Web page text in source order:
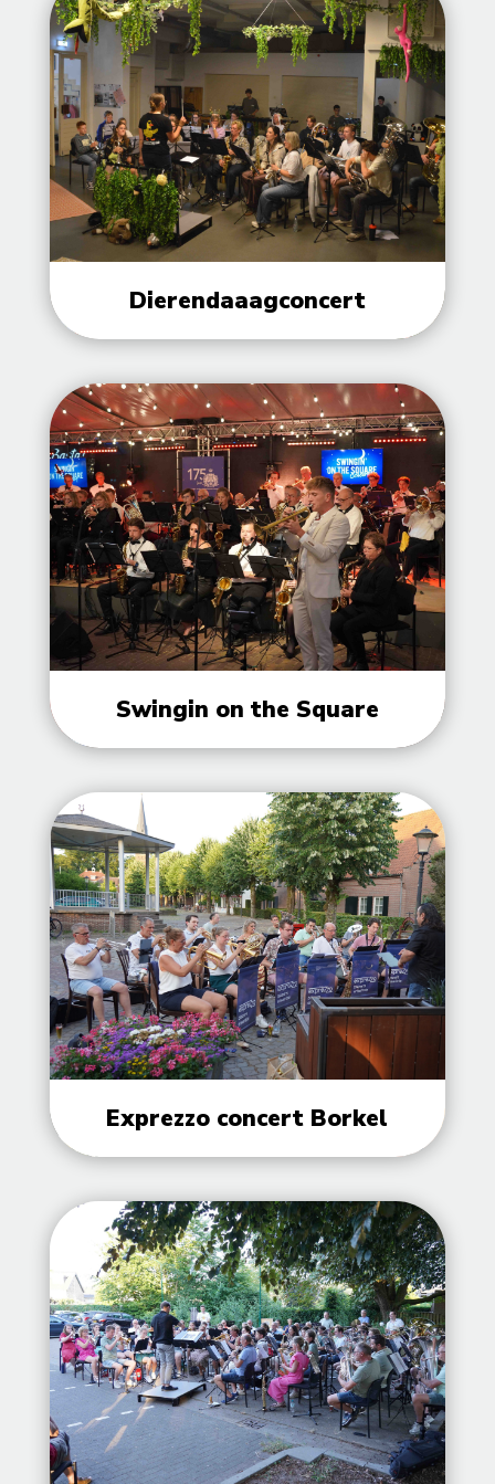
Dierendaaagconcert
Swingin on the Square
Exprezzo concert Borkel